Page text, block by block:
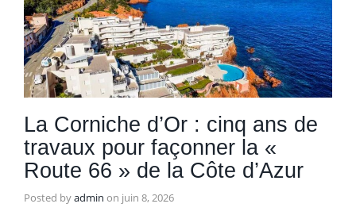
La Corniche d’Or : cinq ans de
travaux pour façonner la «
Route 66 » de la Côte d’Azur
Posted byadmin on juin 8, 2026